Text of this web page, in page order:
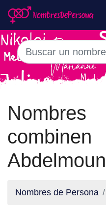
Nombres de Persona